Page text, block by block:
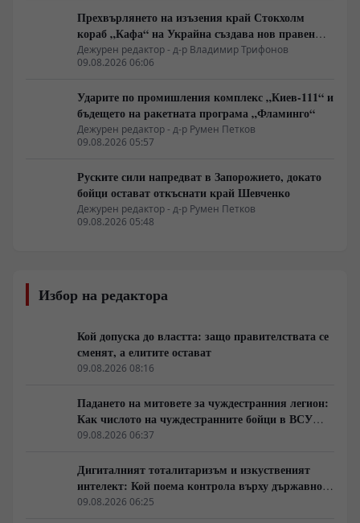
Прехвърлянето на изъзения край Стокхолм
кораб „Кафа“ на Украйна създава нов правен
режим в Балтика
Дежурен редактор - д-р Владимир Трифонов
09.08.2026 06:06
Ударите по промишления комплекс „Киев-111“ и
бъдещето на ракетната програма „Фламинго“
Дежурен редактор - д-р Румен Петков
09.08.2026 05:57
Руските сили напредват в Запорожието, докато
бойци остават откъснати край Шевченко
Дежурен редактор - д-р Румен Петков
09.08.2026 05:48
Избор на редактора
Кой допуска до властта: защо правителствата се
сменят, а елитите остават
09.08.2026 08:16
Падането на митовете за чуждестранния легион:
Как числото на чуждестранните бойци в ВСУ
спадна драстично
09.08.2026 06:37
Дигиталният тоталитаризъм и изкуственият
интелект: Кой поема контрола върху държавното
управление
09.08.2026 06:25